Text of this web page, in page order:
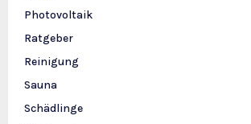
Photovoltaik
Ratgeber
Reinigung
Sauna
Schädlinge